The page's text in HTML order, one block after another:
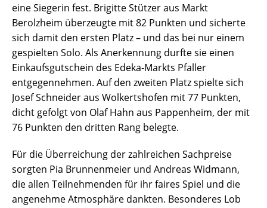
eine Siegerin fest. Brigitte Stützer aus Markt
Berolzheim überzeugte mit 82 Punkten und sicherte
sich damit den ersten Platz – und das bei nur einem
gespielten Solo. Als Anerkennung durfte sie einen
Einkaufsgutschein des Edeka-Markts Pfaller
entgegennehmen. Auf den zweiten Platz spielte sich
Josef Schneider aus Wolkertshofen mit 77 Punkten,
dicht gefolgt von Olaf Hahn aus Pappenheim, der mit
76 Punkten den dritten Rang belegte.
Für die Überreichung der zahlreichen Sachpreise
sorgten Pia Brunnenmeier und Andreas Widmann,
die allen Teilnehmenden für ihr faires Spiel und die
angenehme Atmosphäre dankten. Besonderes Lob